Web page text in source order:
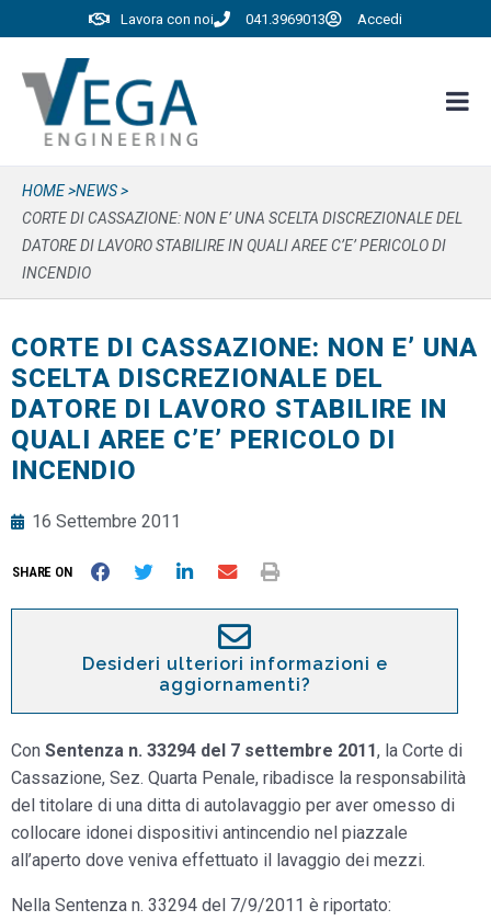
Lavora con noi 041.3969013 Accedi
HOME >NEWS >
CORTE DI CASSAZIONE: NON E’ UNA SCELTA DISCREZIONALE DEL
DATORE DI LAVORO STABILIRE IN QUALI AREE C’E’ PERICOLO DI
INCENDIO
CORTE DI CASSAZIONE: NON E’ UNA
SCELTA DISCREZIONALE DEL
DATORE DI LAVORO STABILIRE IN
QUALI AREE C’E’ PERICOLO DI
INCENDIO
16 Settembre 2011
SHARE ON
Desideri ulteriori informazioni e
aggiornamenti?
Con Sentenza n. 33294 del 7 settembre 2011, la Corte di
Cassazione, Sez. Quarta Penale, ribadisce la responsabilità
del titolare di una ditta di autolavaggio per aver omesso di
collocare idonei dispositivi antincendio nel piazzale
all’aperto dove veniva effettuato il lavaggio dei mezzi.
Nella Sentenza n. 33294 del 7/9/2011 è riportato: